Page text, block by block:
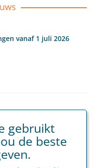
vanaf 1 juli 2026
gebruikt
de beste